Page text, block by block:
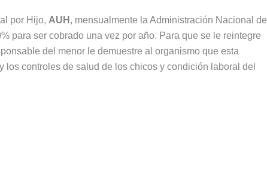
por Hijo, AUH , mensualmente la Administración Nacional de
para ser cobrado una vez por año. Para que se le reintegre
del menor le demuestre al organismo que esta
controles de salud de los chicos y condición laboral del